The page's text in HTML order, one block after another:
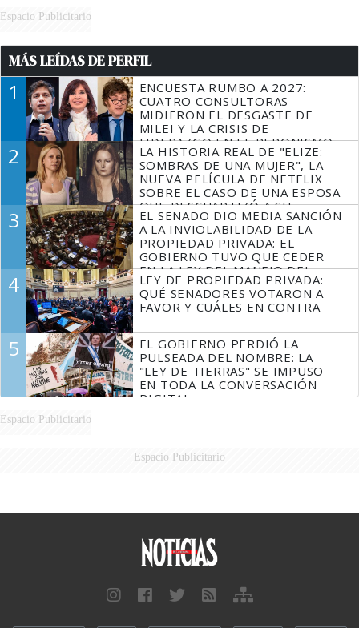
Espacio Publicitario
MÁS LEÍDAS DE PERFIL
1
ENCUESTA RUMBO A 2027:
CUATRO CONSULTORAS
MIDIERON EL DESGASTE DE
MILEI Y LA CRISIS DE
LIDERAZGO EN EL PERONISMO
2
LA HISTORIA REAL DE "ELIZE:
SOMBRAS DE UNA MUJER", LA
NUEVA PELÍCULA DE NETFLIX
SOBRE EL CASO DE UNA ESPOSA
QUE DESCUARTIZÓ A SU
MARIDO
3
EL SENADO DIO MEDIA SANCIÓN
A LA INVIOLABILIDAD DE LA
PROPIEDAD PRIVADA: EL
GOBIERNO TUVO QUE CEDER
EN LA LEY DEL MANEJO DEL
FUEGO
4
LEY DE PROPIEDAD PRIVADA:
QUÉ SENADORES VOTARON A
FAVOR Y CUÁLES EN CONTRA
5
EL GOBIERNO PERDIÓ LA
PULSEADA DEL NOMBRE: LA
"LEY DE TIERRAS" SE IMPUSO
EN TODA LA CONVERSACIÓN
DIGITAL
Espacio Publicitario
Espacio Publicitario